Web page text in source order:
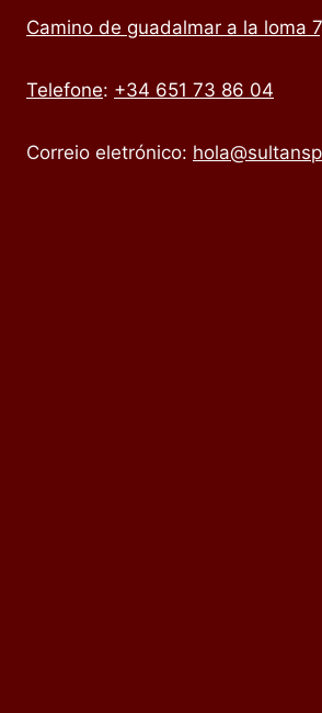
Camino de guadalmar a la loma
Telefone: +34 651 73 86 04
Correio eletrónico: